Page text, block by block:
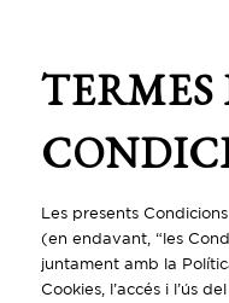
TERMES
Les presents
(en endavant, “les
juntament amb la
Cookies, l’accés i l’ús